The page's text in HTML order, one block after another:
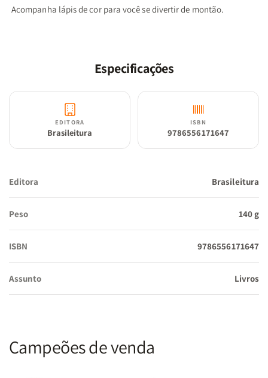
Acompanha lápis de cor para você se divertir de montão.
Especificações
EDITORA
Brasileitura
ISBN
9786556171647
Editora Brasileitura
Peso 140 g
ISBN 9786556171647
Assunto Livros
Campeões de venda